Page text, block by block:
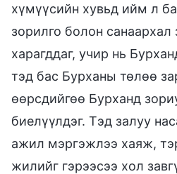
хүмүүсийн хувьд ийм л
зорилго болон санаархал
харагддаг, учир нь
тэд бас Бурханы төлөө
өөрсдийгөө Бурханд
биелүүлдэг. Тэд залуу
ажил мэргэжлээ хаяж,
жилийг гэрээсээ хол